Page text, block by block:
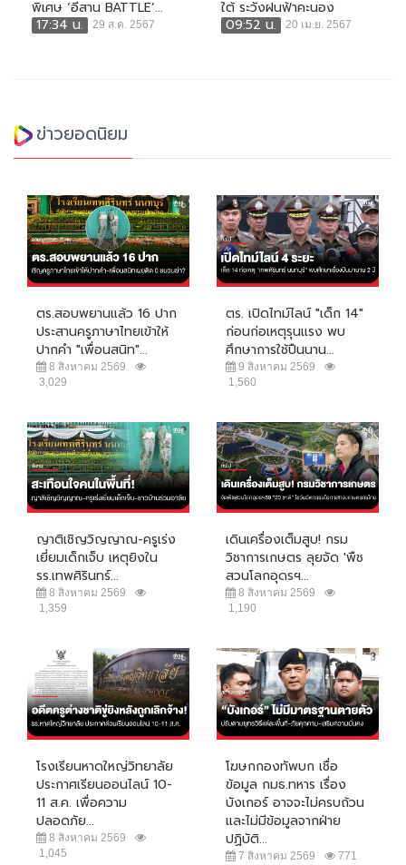
พิเศษ ‘อีสาน BATTLE’...
17:34 น.
29 ส.ค. 2567
ใต้ ระวังฝนฟ้าคะนอง
09:52 น.
20 เม.ย. 2567
ข่าวยอดนิยม
ตร.สอบพยานแล้ว 16 ปาก
ประสานครูภาษาไทยเข้าให้
ปากคำ "เพื่อนสนิท"...
8 สิงหาคม 2569
3,029
ตร. เปิดไทม์ไลน์ "เด็ก 14"
ก่อนก่อเหตุรุนแรง พบ
ศึกษาการใช้ปืนนาน...
9 สิงหาคม 2569
1,560
ญาติเชิญวิญญาณ-ครูเร่ง
เยี่ยมเด็กเจ็บ เหตุยิงใน
รร.เทพศิรินทร์...
8 สิงหาคม 2569
1,359
เดินเครื่องเต็มสูบ! กรม
วิชาการเกษตร ลุยจัด 'พืช
สวนโลกอุดรฯ...
8 สิงหาคม 2569
1,190
โรงเรียนหาดใหญ่วิทยาลัย
ประกาศเรียนออนไลน์ 10-
11 ส.ค. เพื่อความ
ปลอดภัย...
8 สิงหาคม 2569
1,045
โฆษกกองทัพบก เชื่อ
ข้อมูล กมธ.ทหาร เรื่อง
บังเกอร์ อาจจะไม่ครบถ้วน
และไม่มีข้อมูลจากฝ่าย
ปฏิบัติ...
7 สิงหาคม 2569 771